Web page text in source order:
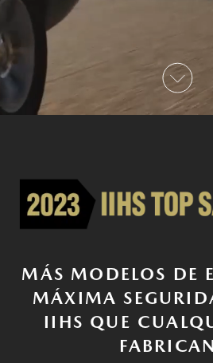
MÁS MODELOS DE
MÁXIMA
IIHS QUE